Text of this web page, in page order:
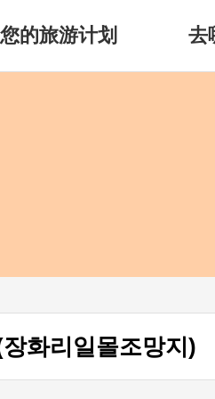
的旅游计划 去
화리일몰조망지)